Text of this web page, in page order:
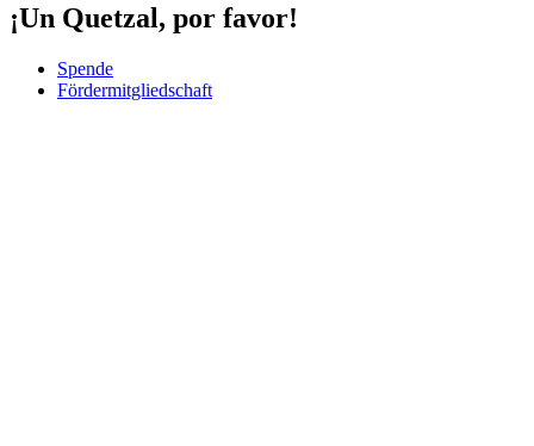
¡Un Quetzal, por favor!
Spende
Fördermitgliedschaft